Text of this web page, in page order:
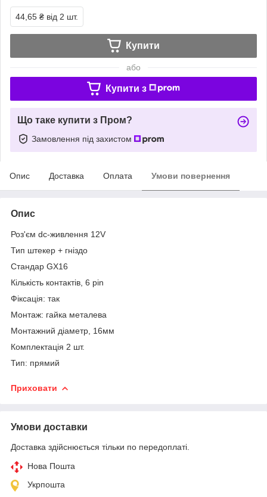
44,65 ₴ від 2 шт.
Купити
або
Купити з
Що таке купити з Пром?
Замовлення під захистом
Опис Доставка Оплата Умови повернення
Опис
Роз'єм dc-живлення 12V
Тип штекер + гніздо
Стандар GX16
Кількість контактів, 6 pin
Фіксація: так
Монтаж: гайка металева
Монтажний діаметр, 16мм
Комплектація 2 шт.
Тип: прямий
Приховати
Умови доставки
Доставка здійснюється тільки по передоплаті.
Нова Пошта
Укрпошта